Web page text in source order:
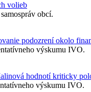
volieb
obcí.
podozrení okolo
výskumu IVO.
hodnotí kriticky
výskumu IVO.